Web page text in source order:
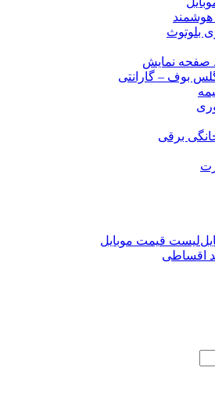
بلوتوث
صفحه نمایش
بوف – گارانتی
برقی
لیست قیمت موبایل
اقساطی